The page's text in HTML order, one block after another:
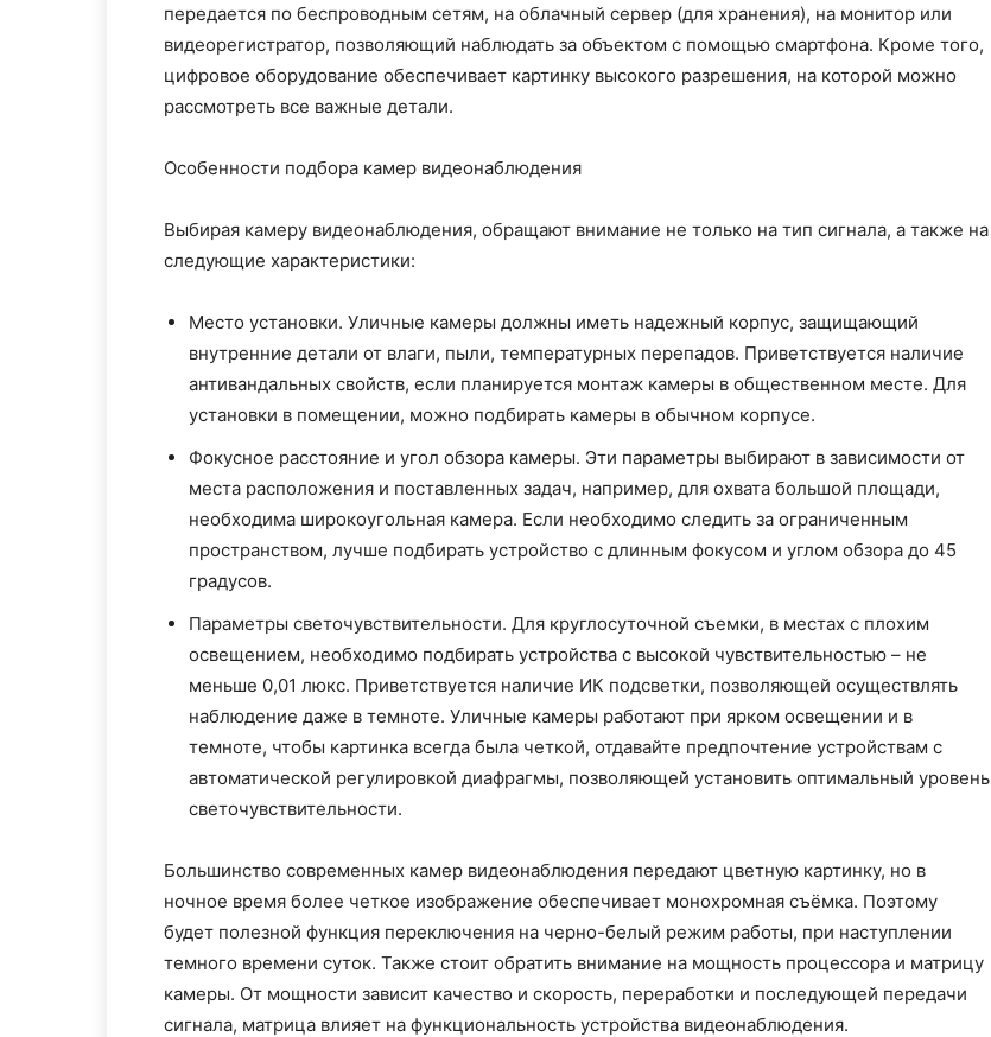
передается по беспроводным сетям, на облачный сервер (для хранения), на монитор или
видеорегистратор, позволяющий наблюдать за объектом с помощью смартфона. Кроме того,
цифровое оборудование обеспечивает картинку высокого разрешения, на которой можно
рассмотреть все важные детали.
Особенности подбора камер видеонаблюдения
Выбирая камеру видеонаблюдения, обращают внимание не только на тип сигнала, а также на
следующие характеристики:
Место установки. Уличные камеры должны иметь надежный корпус, защищающий
внутренние детали от влаги, пыли, температурных перепадов. Приветствуется наличие
антивандальных свойств, если планируется монтаж камеры в общественном месте. Для
установки в помещении, можно подбирать камеры в обычном корпусе.
Фокусное расстояние и угол обзора камеры. Эти параметры выбирают в зависимости от
места расположения и поставленных задач, например, для охвата большой площади,
необходима широкоугольная камера. Если необходимо следить за ограниченным
пространством, лучше подбирать устройство с длинным фокусом и углом обзора до 45
градусов.
Параметры светочувствительности. Для круглосуточной съемки, в местах с плохим
освещением, необходимо подбирать устройства с высокой чувствительностью – не
меньше 0,01 люкс. Приветствуется наличие ИК подсветки, позволяющей осуществлять
наблюдение даже в темноте. Уличные камеры работают при ярком освещении и в
темноте, чтобы картинка всегда была четкой, отдавайте предпочтение устройствам с
автоматической регулировкой диафрагмы, позволяющей установить оптимальный уровень
светочувствительности.
Большинство современных камер видеонаблюдения передают цветную картинку, но в
ночное время более четкое изображение обеспечивает монохромная съёмка. Поэтому
будет полезной функция переключения на черно-белый режим работы, при наступлении
темного времени суток. Также стоит обратить внимание на мощность процессора и матрицу
камеры. От мощности зависит качество и скорость, переработки и последующей передачи
сигнала, матрица влияет на функциональность устройства видеонаблюдения.